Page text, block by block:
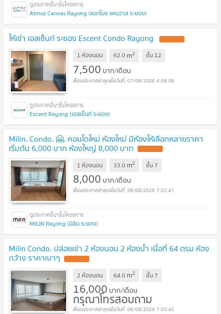
Atmoz Canvas Rayong (แอทโมซ แคนวาส ระยอง)
ให้เช่า เอสเซ็นท์ ระยอง Escent Condo Rayong
1 ห้องนอน 62.0 m2 ชั้น 12
7,500 บาท/เดือน
07/08/2026 4:08:08
Escent Rayong (เอสเซ็นท์ ระยอง)
Milin. Condo. 🤗. คอนโดใหม่ ห้องใหม่ มีห้องให้เลือกหลายราคา
เริ่มต้น 6,000 บาท ห้องใหญ่ 8,000 บาท
1 ห้องนอน 33.0 m2 ชั้น 7
8,000 บาท/เดือน
06/08/2026 7:03:47
MILIN Rayong (มิลิน ระยอง)
Milin Condo. ปล่อยเช่า 2 ห้องนอน 2 ห้องน้ำ เนื้อที่ 64 ตรม ห้อง
กว้าง ราคาเบาๆ
2 ห้องนอน 64.0 m2 ชั้น 7
16,000 บาท/เดือน
กรุณาโทรสอบถาม
06/08/2026 7:03:45